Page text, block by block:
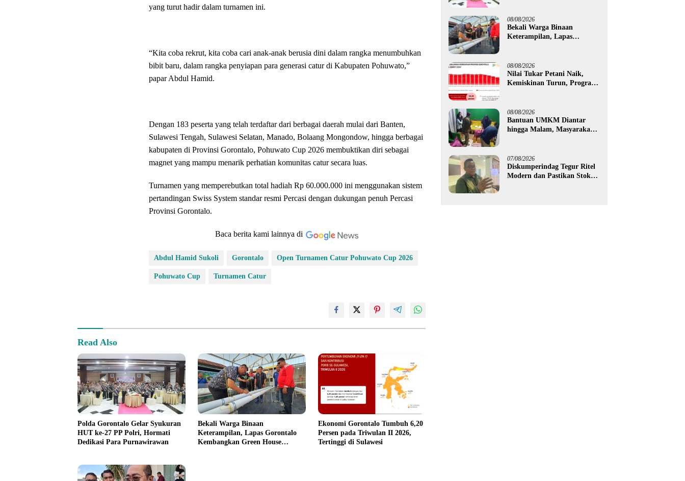
yang turut hadir dalam turnamen ini.
“Kita coba rekrut, kita coba cari anak-anak berusia dini dalam rangka menumbuhkan
bibit baru, dalam rangka penyiapan para generasi catur di Kabupaten Pohuwato,”
papar Abdul Hamid.
Dengan 183 peserta yang telah terdaftar dari berbagai daerah mulai dari Banten,
Sulawesi Tengah, Sulawesi Selatan, Manado, Bolaang Mongondow, hingga berbagai
kabupaten di Provinsi Gorontalo, Pohuwato Cup 2026 membuktikan diri sebagai
magnet yang mampu menarik perhatian komunitas catur secara luas.
Turnamen yang memperebutkan total hadiah Rp 60.000.000 ini menggunakan sistem
pertandingan Swiss System standar resmi Percasi dengan dukungan penuh Percasi
Provinsi Gorontalo.
Baca berita kami lainnya di
Abdul Hamid Sukoli Gorontalo Open Turnamen Catur Pohuwato Cup 2026
Pohuwato Cup Turnamen Catur
Read Also
Polda Gorontalo Gelar Syukuran
HUT ke-27 PP Polri, Hormati
Dedikasi Para Purnawirawan
Bekali Warga Binaan
Keterampilan, Lapas Gorontalo
Kembangkan Green House
Ekonomi Gorontalo Tumbuh 6,20
Persen pada Triwulan II 2026,
Tertinggi di Sulawesi
08/08/2026
Bekali Warga Binaan
Keterampilan, Lapas
08/08/2026
Nilai Tukar Petani Naik,
Kemiskinan Turun, Program
08/08/2026
Bantuan UMKM Diantar
hingga Malam, Masyarakat
07/08/2026
Diskumperindag Tegur Ritel
Modern dan Pastikan Stok